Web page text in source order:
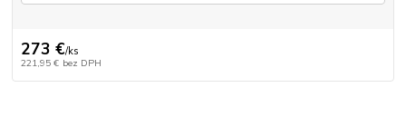
273 €/ks
221,95 € bez DPH